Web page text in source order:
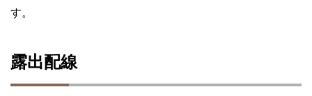
す。
露出配線